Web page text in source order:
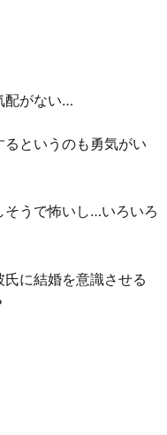
配がない…
というのも勇気がい
そうで怖いし…いろいろ
に結婚を意識させる